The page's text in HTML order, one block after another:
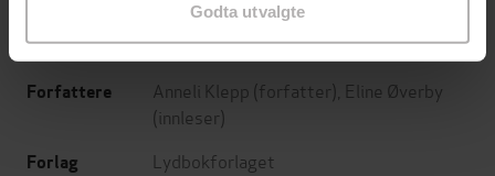
Godta utvalgte
Forfattere Anneli Klepp (forfatter), Eline Øverby
(innleser)
Forlag Lydbokforlaget